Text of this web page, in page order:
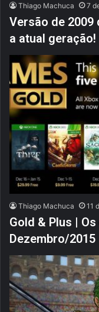
Thiago Machuca 7
Versão de 2009
a atual geração!
Thiago Machuca 11
Gold & Plus |
Dezembro/2015